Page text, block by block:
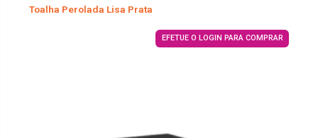
Toalha Perolada Lisa Prata
EFETUE O LOGIN PARA COMPRAR